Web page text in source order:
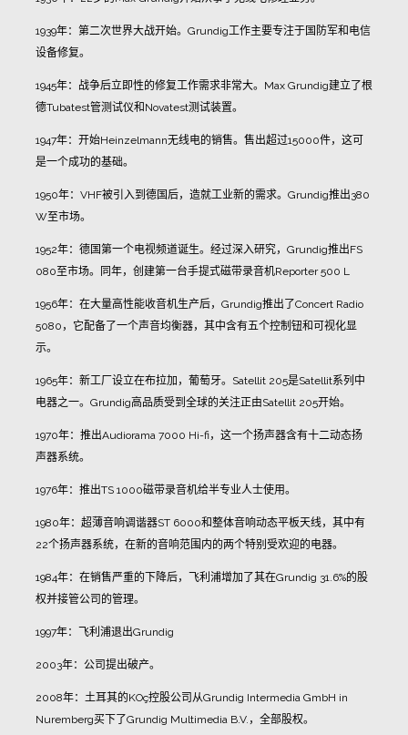
1939年：第二次世界大战开始。 Grundig工作主要专注于国防军和电信
设备修复。
1945年：战争后立即性的修复工作需求非常大。 Max Grundig建立了根
德Tubatest管测试仪和Novatest测试装置。
1947年：开始Heinzelmann无线电的销售。售出超过15000件，这可
是一个成功的基础。
1950年： VHF被引入到德国后，造就工业新的需求。 Grundig推出380
W至市场。
1952年：德国第一个电视频道诞生。经过深入研究， Grundig推出FS
080至市场。同年，创建第一台手提式磁带录音机Reporter 500 L
1956年：在大量高性能收音机生产后， Grundig推出了Concert Radio
5080 ，它配备了一个声音均衡器，其中含有五个控制钮和可视化显
示。
1965年：新工厂设立在布拉加，葡萄牙。 Satellit 205是Satellit系列中
电器之一。 Grundig高品质受到全球的关注正由Satellit 205开始。
1970年：推出Audiorama 7000 Hi-fi，这一个扬声器含有十二动态扬
声器系统。
1976年：推出TS 1000磁带录音机给半专业人士使用。
1980年：超薄音响调谐器ST 6000和整体音响动态平板天线，其中有
22个扬声器系统，在新的音响范围内的两个特别受欢迎的电器。
1984年：在销售严重的下降后，飞利浦增加了其在Grundig 31.6%的股
权并接管公司的管理。
1997年：飞利浦退出Grundig
2003年：公司提出破产。
2008年：土耳其的KOç控股公司从Grundig Intermedia GmbH in
Nuremberg买下了Grundig Multimedia B.V. ，全部股权。